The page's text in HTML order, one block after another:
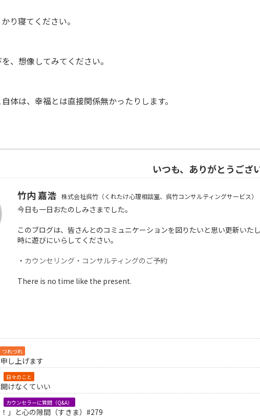
り寝てください。
、想像してみてください。
体は、幸福とは直接関係無かったりします。
いつも、ありがとうござ
竹内 嘉浩 株式会社呉竹（くれたけ心理相談室、呉竹コンサルティングサービス）
今日も一日おたのしみさまでした。
このブログは、皆さんとのコミュニケーションを図りたいと思い更新い
時に遊びにいらしてください。
・ カウンセリング・コンサルティングのご予約
There is no time like the present.
つれづれ
し上げます
日々のこと
けなくていい
カウンセラーに質問（Q&A）
！」と心の隙間（すきま）#279